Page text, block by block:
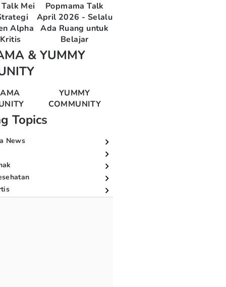
Mei
Alpha
Popmama Talk
April 2026 - Selalu
Ada Ruang untuk
Belajar
& YUMMY
YUMMY
COMMUNITY
Topics
News